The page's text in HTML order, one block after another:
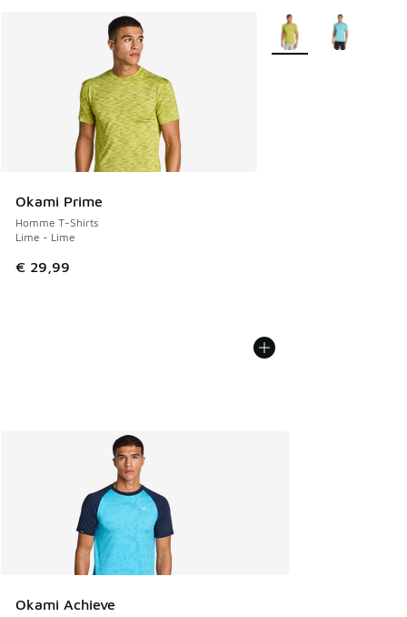
Okami Prime
Homme T-Shirts
Lime - Lime
€ 29,99
Plus de couleurs
Okami Achieve